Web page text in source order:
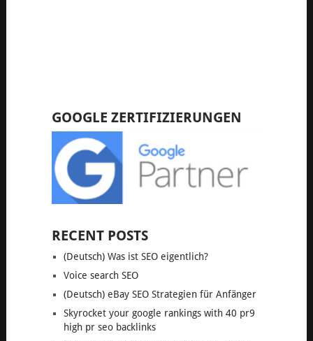
GOOGLE ZERTIFIZIERUNGEN
RECENT POSTS
(Deutsch) Was ist SEO eigentlich?
Voice search SEO
(Deutsch) eBay SEO Strategien für Anfänger
Skyrocket your google rankings with 40 pr9
high pr seo backlinks